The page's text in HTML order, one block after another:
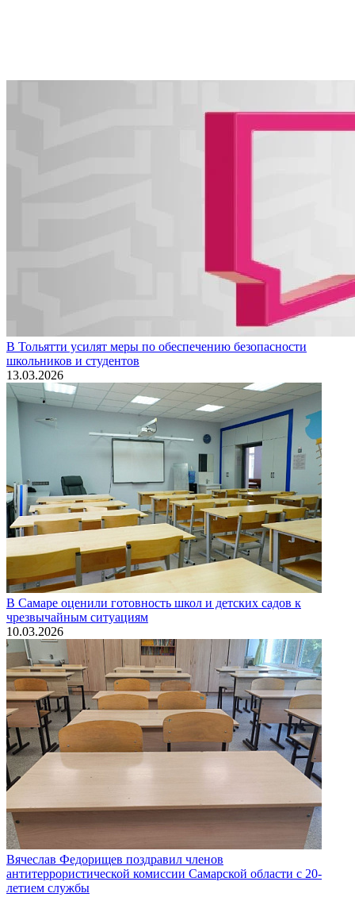
В Тольятти усилят меры по обеспечению безопасности
школьников и студентов
13.03.2026
В Самаре оценили готовность школ и детских садов к
чрезвычайным ситуациям
10.03.2026
Вячеслав Федорищев поздравил членов
антитеррористической комиссии Самарской области с 20-
летием службы